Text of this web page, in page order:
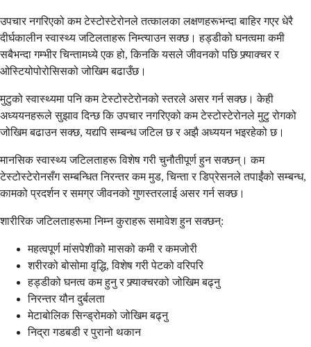
उपचार नगरिएको कम टेस्टोस्टेरोनले तत्कालका लक्षणहरूभन्दा बाहिर गएर धेरै
दीर्घकालीन स्वास्थ्य जटिलताहरू निम्त्याउन सक्छ। हड्डीको घनत्वमा कमी
सबैभन्दा गम्भीर चिन्तामध्ये एक हो, किनकि यसले जीवनको पछि फ्र्याक्चर र
ओस्टियोपोरोसिसको जोखिम बढाउँछ।
मुटुको स्वास्थ्यमा पनि कम टेस्टोस्टेरोनको स्तरले असर गर्न सक्छ। केही
अध्ययनहरूले सुझाव दिन्छ कि उपचार नगरिएको कम टेस्टोस्टेरोनले मुटु रोगको
जोखिम बढाउन सक्छ, यद्यपि सम्बन्ध जटिल छ र अझै अध्ययन भइरहेको छ।
मानसिक स्वास्थ्य जटिलताहरू विशेष गरी चुनौतीपूर्ण हुन सक्छन्। कम
टेस्टोस्टेरोनसँग सम्बन्धित निरन्तर कम मुड, चिन्ता र डिप्रेसनले तपाईंको सम्बन्ध,
कामको प्रदर्शन र समग्र जीवनको गुणस्तरलाई असर गर्न सक्छ।
शारीरिक जटिलताहरूमा निम्न कुराहरू समावेश हुन सक्छन्:
महत्वपूर्ण मांसपेशीको मासको कमी र कमजोरी
शरीरको बोसोमा वृद्धि, विशेष गरी पेटको वरिपरि
हड्डीको घनत्व कम हुनु र फ्र्याक्चरको जोखिम बढ्नु
निरन्तर यौन दुर्बलता
मेटाबोलिक सिन्ड्रोमको जोखिम बढ्नु
निद्रा गडबडी र पुरानो थकान